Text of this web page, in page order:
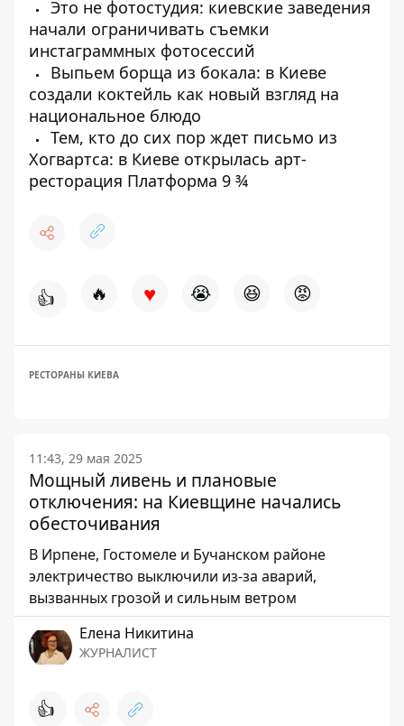
Это не фотостудия: киевские заведения
начали ограничивать съемки
инстаграммных фотосессий
Выпьем борща из бокала: в Киеве
создали коктейль как новый взгляд на
национальное блюдо
Тем, кто до сих пор ждет письмо из
Хогвартса: в Киеве открылась арт-
ресторация Платформа 9 ¾
👍 🔥 ♥ 😭 😆 😡
РЕСТОРАНЫ КИЕВА
11:43, 29 мая 2025
Мощный ливень и плановые
отключения: на Киевщине начались
обесточивания
В Ирпене, Гостомеле и Бучанском районе
электричество выключили из-за аварий,
вызванных грозой и сильным ветром
Елена Никитина
ЖУРНАЛИСТ
👍